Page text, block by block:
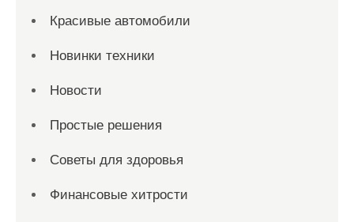
Красивые автомобили
Новинки техники
Новости
Простые решения
Советы для здоровья
Финансовые хитрости